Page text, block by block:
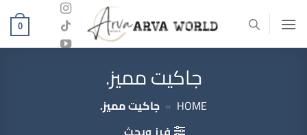
للمحتوى
0
جاكيت مميز.
HOME
» جاكيت مميز.